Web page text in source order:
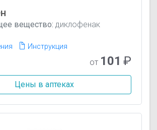
вещество: диклофенак
Инструкция
от 101 ₽
Цены в аптеках